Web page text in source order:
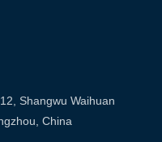
Shangwu Waihuan
China